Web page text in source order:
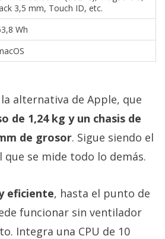
3,5 mm, Touch ID, etc.
Wh
alternativa de Apple, que
de 1,24 kg y un chasis de
de grosor. Sigue siendo el
se mide todo lo demás.
eficiente, hasta el punto de
funcionar sin ventilador
Integra una CPU de 10